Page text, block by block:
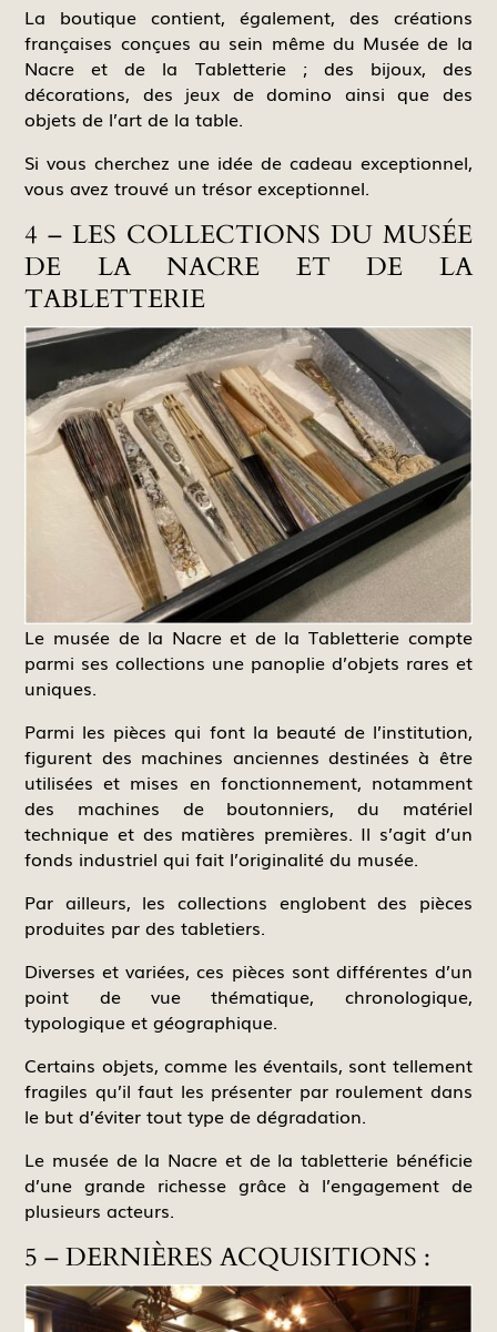
La boutique contient, également, des créations
françaises conçues au sein même du Musée de la
Nacre et de la Tabletterie ; des bijoux, des
décorations, des jeux de domino ainsi que des
objets de l’art de la table.
Si vous cherchez une idée de cadeau exceptionnel,
vous avez trouvé un trésor exceptionnel.
4 – LES COLLECTIONS DU MUSÉE
DE LA NACRE ET DE LA
TABLETTERIE
Le musée de la Nacre et de la Tabletterie compte
parmi ses collections une panoplie d’objets rares et
uniques.
Parmi les pièces qui font la beauté de l’institution,
figurent des machines anciennes destinées à être
utilisées et mises en fonctionnement, notamment
des machines de boutonniers, du matériel
technique et des matières premières. Il s’agit d’un
fonds industriel qui fait l’originalité du musée.
Par ailleurs, les collections englobent des pièces
produites par des tabletiers.
Diverses et variées, ces pièces sont différentes d’un
point de vue thématique, chronologique,
typologique et géographique.
Certains objets, comme les éventails, sont tellement
fragiles qu’il faut les présenter par roulement dans
le but d’éviter tout type de dégradation.
Le musée de la Nacre et de la tabletterie bénéficie
d’une grande richesse grâce à l’engagement de
plusieurs acteurs.
5 – DERNIÈRES ACQUISITIONS :